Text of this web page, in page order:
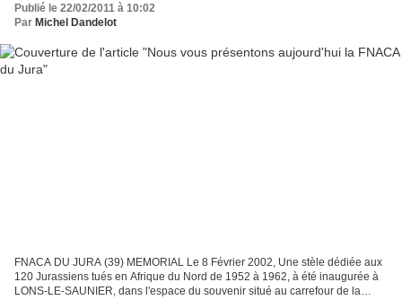
Publié le 22/02/2011 à 10:02
Par Michel Dandelot
FNACA DU JURA (39) MEMORIAL Le 8 Février 2002, Une stèle dédiée aux
120 Jurassiens tués en Afrique du Nord de 1952 à 1962, à été inaugurée à
LONS-LE-SAUNIER, dans l'espace du souvenir situé au carrefour de la